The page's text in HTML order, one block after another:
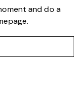
and do a
.